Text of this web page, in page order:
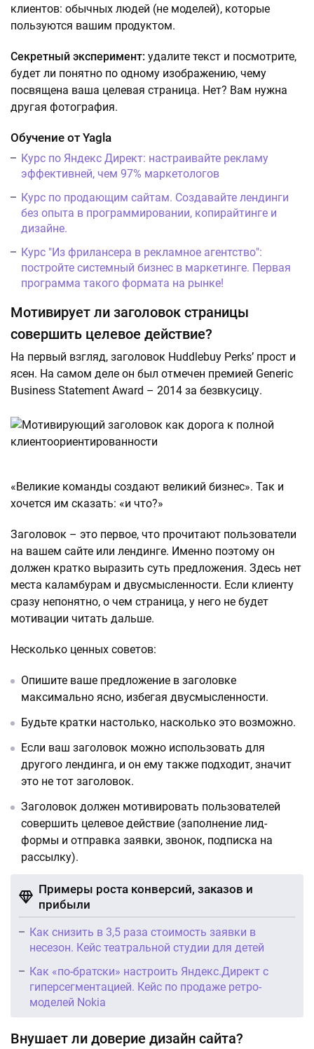
клиентов: обычных людей (не моделей), которые
пользуются вашим продуктом.
Секретный эксперимент: удалите текст и посмотрите,
будет ли понятно по одному изображению, чему
посвящена ваша целевая страница. Нет? Вам нужна
другая фотография.
Обучение от Yagla
Курс по Яндекс Директ: настраивайте рекламу
эффективней, чем 97% маркетологов
Курс по продающим сайтам. Создавайте лендинги
без опыта в программировании, копирайтинге и
дизайне.
Курс "Из фрилансера в рекламное агентство":
постройте системный бизнес в маркетинге. Первая
программа такого формата на рынке!
Мотивирует ли заголовок страницы
совершить целевое действие?
На первый взгляд, заголовок Huddlebuy Perks’ прост и
ясен. На самом деле он был отмечен премией Generic
Business Statement Award – 2014 за безвкусицу.
«Великие команды создают великий бизнес». Так и
хочется им сказать: «и что?»
Заголовок – это первое, что прочитают пользователи
на вашем сайте или лендинге. Именно поэтому он
должен кратко выразить суть предложения. Здесь нет
места каламбурам и двусмысленности. Если клиенту
сразу непонятно, о чем страница, у него не будет
мотивации читать дальше.
Несколько ценных советов:
Опишите ваше предложение в заголовке
максимально ясно, избегая двусмысленности.
Будьте кратки настолько, насколько это возможно.
Если ваш заголовок можно использовать для
другого лендинга, и он ему также подходит, значит
это не тот заголовок.
Заголовок должен мотивировать пользователей
совершить целевое действие (заполнение лид-
формы и отправка заявки, звонок, подписка на
рассылку).
Примеры роста конверсий, заказов и
прибыли
Как снизить в 3,5 раза стоимость заявки в
несезон. Кейс театральной студии для детей
Как «по-братски» настроить Яндекс.Директ с
гиперсегментацией. Кейс по продаже ретро-
моделей Nokia
Внушает ли доверие дизайн сайта?